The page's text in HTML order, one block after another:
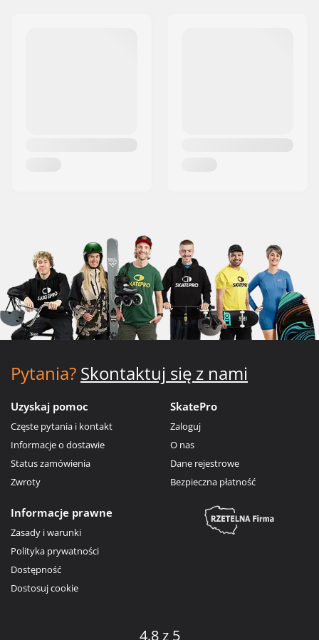
Pytania? Skontaktuj się z nami
Uzyskaj pomoc
Częste pytania i kontakt
Informacje o dostawie
Status zamówienia
Zwroty
SkatePro
Zaloguj
O nas
Dane rejestrowe
Bezpieczna płatność
Informacje prawne
Zasady i warunki
Polityka prywatności
Dostępność
Dostosuj cookie
4.8 z 5